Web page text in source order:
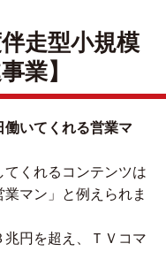
伴走型小規模
業】
いてくれる営業マ
てくれるコンテンツは
業マン」と例えられま
兆円を超え、ＴＶコマ